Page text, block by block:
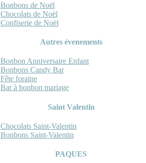
Bonbons de Noël
Chocolats de Noël
Confiserie de Noël
Autres évenements
Bonbon Anniversaire Enfant
Bonbons Candy Bar
Fête foraine
Bar à bonbon mariage
Saint Valentin
Chocolats Saint-Valentin
Bonbons Saint-Valentin
PAQUES